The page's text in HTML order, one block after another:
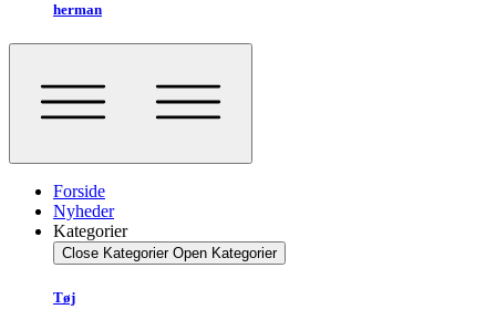
herman
Forside
Nyheder
Kategorier
Close Kategorier Open Kategorier
Tøj